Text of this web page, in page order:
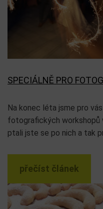
SPECIÁLNĚ PRO
Na konec léta jsme pro
fotografických workshopů
ptali jste se po nich a tak
přečíst článek